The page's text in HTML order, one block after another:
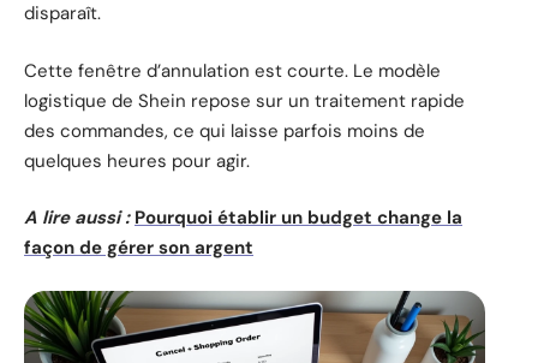
disparaît.
Cette fenêtre d’annulation est courte. Le modèle
logistique de Shein repose sur un traitement rapide
des commandes, ce qui laisse parfois moins de
quelques heures pour agir.
A lire aussi : Pourquoi établir un budget change la
façon de gérer son argent